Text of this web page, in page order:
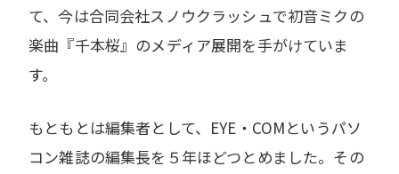
て、今は合同会社スノウクラッシュで初音ミクの
楽曲『千本桜』のメディア展開を手がけていま
す。
もともとは編集者として、EYE・COMというパソ
コン雑誌の編集長を５年ほどつとめました。その